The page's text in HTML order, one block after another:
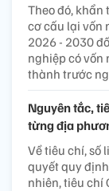
Theo đó, khẩn
cơ cấu lại vốn
2026 - 2030
nghiệp có vốn
thành trước
Nguyên tắc,
từng địa
Về tiêu chí, số
quyết quy
nhiên, tiêu chí